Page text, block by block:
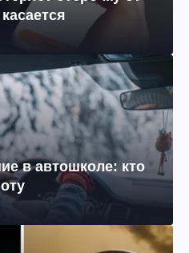
в автошколе: кто